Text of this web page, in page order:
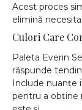
Acest proces
elimină
Culori Care
Paleta Everin
răspunde
Include nuanțe
pentru a obține